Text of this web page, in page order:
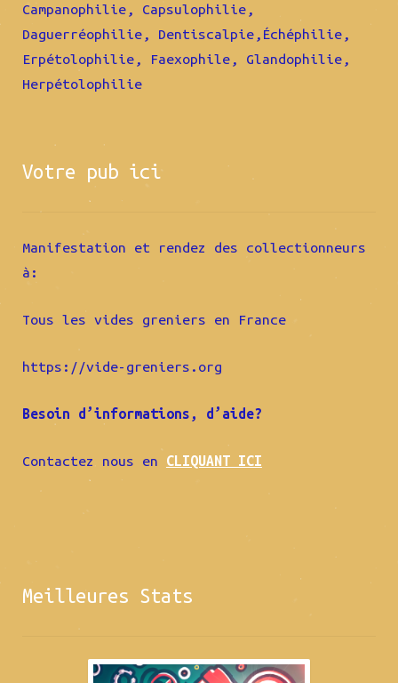
Campanophilie, Capsulophilie,
Daguerréophilie, Dentiscalpie,Échéphilie,
Erpétolophilie, Faexophile, Glandophilie,
Herpétolophilie
Votre pub ici
Manifestation et rendez des collectionneurs
à:
Tous les vides greniers en France
https://vide-greniers.org
Besoin d’informations, d’aide?
Contactez nous en CLIQUANT ICI
Meilleures Stats